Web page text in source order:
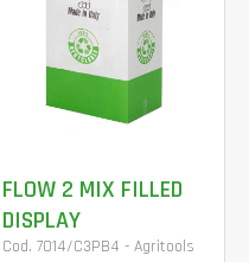
FLOW 2 MIX FILLED
DISPLAY
Cod. 7014/C3PB4 - Agritools